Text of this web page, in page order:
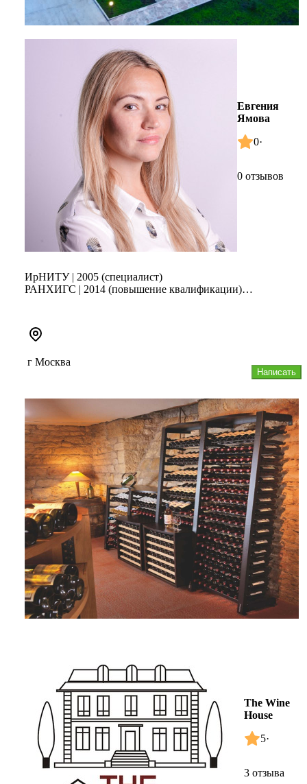
Евгения
Ямова
0·
0 отзывов
ИрНИТУ | 2005 (специалист)
РАНХИГС | 2014 (повышение квалификации)
Написать
г Москва
The Wine
House
5·
3 отзыва